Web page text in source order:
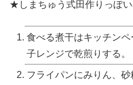
★しまちゅう式田作りっぽ
食べる煮干はキッチン
子レンジで乾煎りする。
フライパンにみりん、